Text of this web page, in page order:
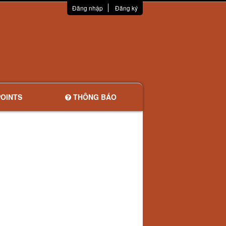
Đăng nhập Đăng ký
THÔNG BÁO